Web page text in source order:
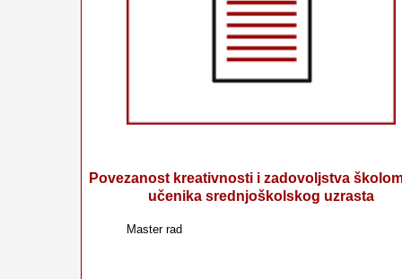
Povezanost kreativnosti i zadovoljstva
učenika srednjoškolskog uzrasta
Master rad